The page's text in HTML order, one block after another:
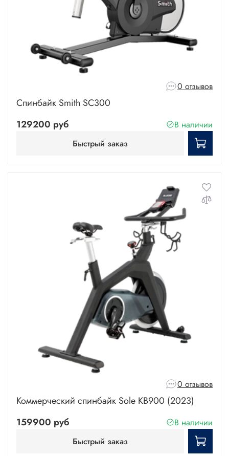
0 отзывов
Спинбайк Smith SC300
129200 руб
В наличии
Быстрый заказ
0 отзывов
Коммерческий спинбайк Sole KB900 (2023)
159900 руб
В наличии
Быстрый заказ